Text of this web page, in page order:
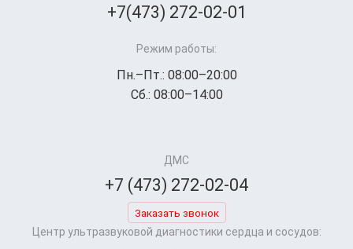
+7(473) 272-02-01
Режим работы:
Пн.–Пт.: 08:00–20:00
Сб.: 08:00–14:00
ДМС
+7 (473) 272-02-04
Заказать звонок
Центр ультразвуковой диагностики сердца и сосудов: